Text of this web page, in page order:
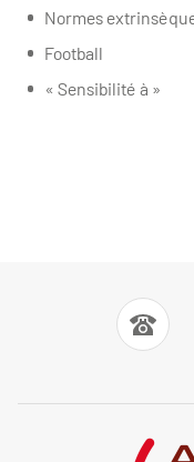
Normes
Football
« Sensibilité à »